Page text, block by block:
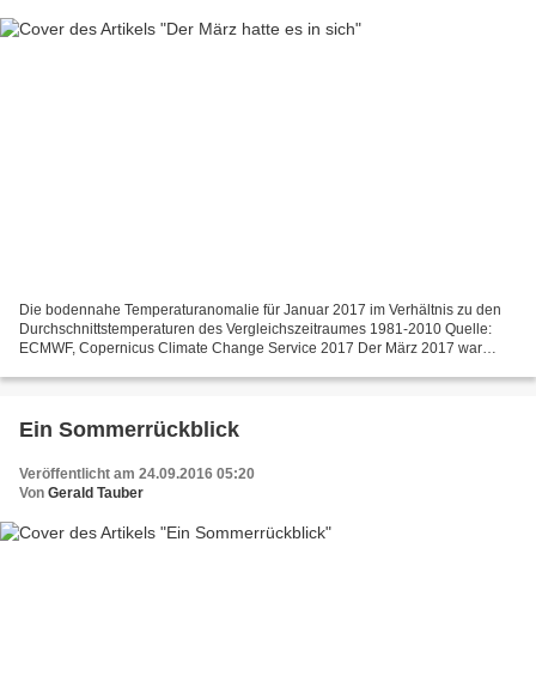
Die bodennahe Temperaturanomalie für Januar 2017 im Verhältnis zu den
Durchschnittstemperaturen des Vergleichszeitraumes 1981-2010 Quelle:
ECMWF, Copernicus Climate Change Service 2017 Der März 2017 war
Ein Sommerrückblick
Veröffentlicht am 24.09.2016 05:20
Von Gerald Tauber